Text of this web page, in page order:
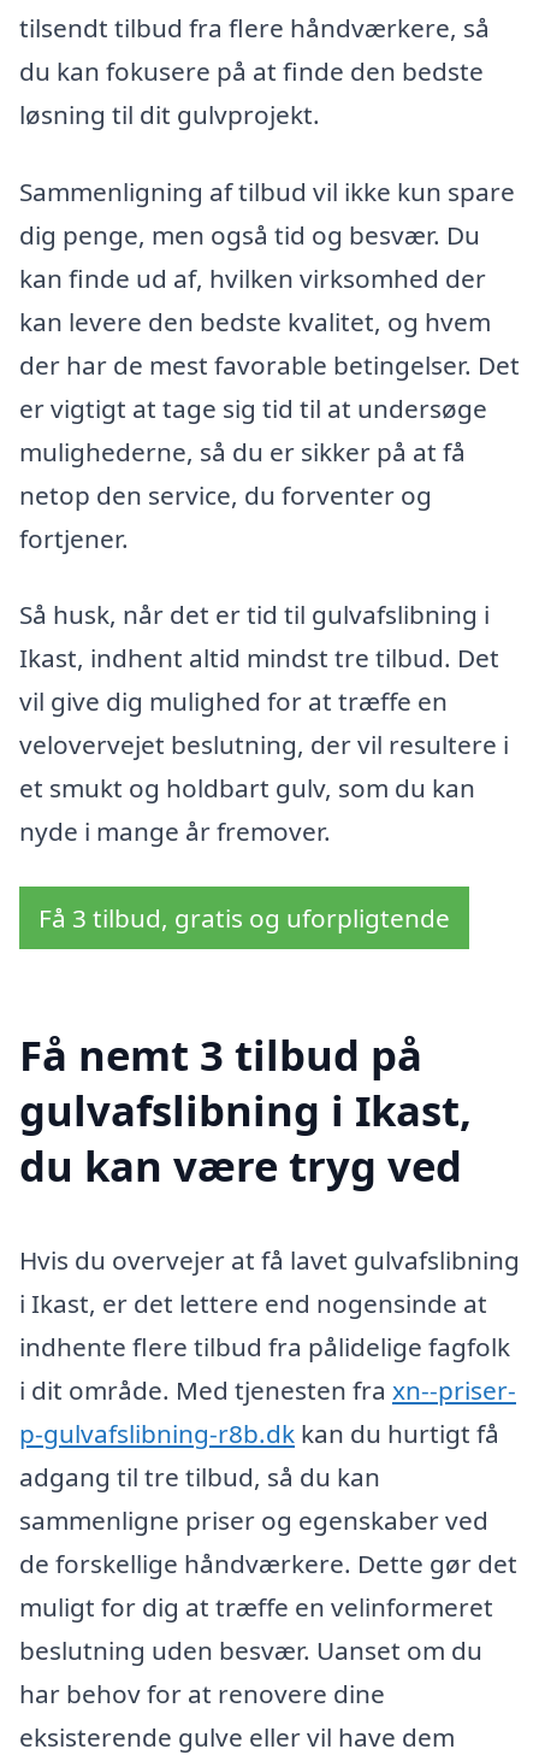
tilsendt tilbud fra flere håndværkere, så
du kan fokusere på at finde den bedste
løsning til dit gulvprojekt.
Sammenligning af tilbud vil ikke kun spare
dig penge, men også tid og besvær. Du
kan finde ud af, hvilken virksomhed der
kan levere den bedste kvalitet, og hvem
der har de mest favorable betingelser. Det
er vigtigt at tage sig tid til at undersøge
mulighederne, så du er sikker på at få
netop den service, du forventer og
fortjener.
Så husk, når det er tid til gulvafslibning i
Ikast, indhent altid mindst tre tilbud. Det
vil give dig mulighed for at træffe en
velovervejet beslutning, der vil resultere i
et smukt og holdbart gulv, som du kan
nyde i mange år fremover.
Få 3 tilbud, gratis og uforpligtende
Få nemt 3 tilbud på
gulvafslibning i Ikast,
du kan være tryg ved
Hvis du overvejer at få lavet gulvafslibning
i Ikast, er det lettere end nogensinde at
indhente flere tilbud fra pålidelige fagfolk
i dit område. Med tjenesten fra xn--priser-
p-gulvafslibning-r8b.dk kan du hurtigt få
adgang til tre tilbud, så du kan
sammenligne priser og egenskaber ved
de forskellige håndværkere. Dette gør det
muligt for dig at træffe en velinformeret
beslutning uden besvær. Uanset om du
har behov for at renovere dine
eksisterende gulve eller vil have dem